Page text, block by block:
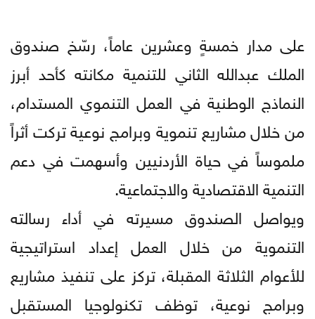
على مدار خمسةٍ وعشرين عاماً، رسّخ صندوق
الملك عبدالله الثاني للتنمية مكانته كأحد أبرز
النماذج الوطنية في العمل التنموي المستدام،
من خلال مشاريع تنموية وبرامج نوعية تركت أثراً
ملموساً في حياة الأردنيين وأسهمت في دعم
التنمية الاقتصادية والاجتماعية.
ويواصل الصندوق مسيرته في أداء رسالته
التنموية من خلال العمل إعداد استراتيجية
للأعوام الثلاثة المقبلة، تركز على تنفيذ مشاريع
وبرامج نوعية، توظف تكنولوجيا المستقبل